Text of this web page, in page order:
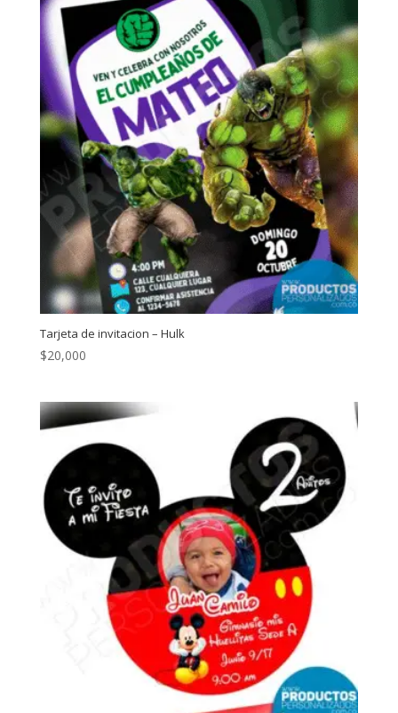
Tarjeta de invitacion – Hulk
$20,000